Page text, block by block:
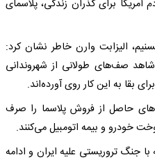
آمریکا برای گذران زندگی، پلاسمای
الیزابت وارن خاطر نشان کرد:
شاهد صف‌های طولانی از شهروندانی
بقا به این کار روی آورده‌اند.
حاصل از فروش پلاسما را صرف
خودرو و بیمه اتومبیل می‌کنند.
جنگ تروریستی علیه ایران و ادامه